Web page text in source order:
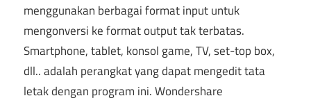
menggunakan berbagai format input untuk
mengonversi ke format output tak terbatas.
Smartphone, tablet, konsol game, TV, set-top box,
dll.. adalah perangkat yang dapat mengedit tata
letak dengan program ini. Wondershare